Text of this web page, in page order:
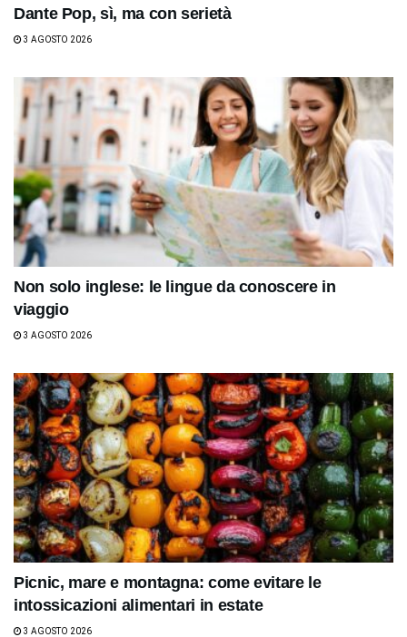
Dante Pop, sì, ma con serietà
3 AGOSTO 2026
Non solo inglese: le lingue da conoscere in
viaggio
3 AGOSTO 2026
Picnic, mare e montagna: come evitare le
intossicazioni alimentari in estate
3 AGOSTO 2026